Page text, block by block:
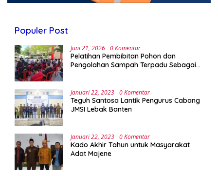
Populer Post
Juni 21, 2026 0 Komentar
Pelatihan Pembibitan Pohon dan
Pengolahan Sampah Terpadu Sebagai
Januari 22, 2023 0 Komentar
Teguh Santosa Lantik Pengurus Cabang
JMSI Lebak Banten
Januari 22, 2023 0 Komentar
Kado Akhir Tahun untuk Masyarakat
Adat Majene